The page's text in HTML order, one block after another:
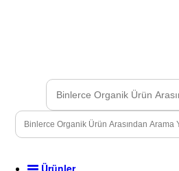
Ürünler